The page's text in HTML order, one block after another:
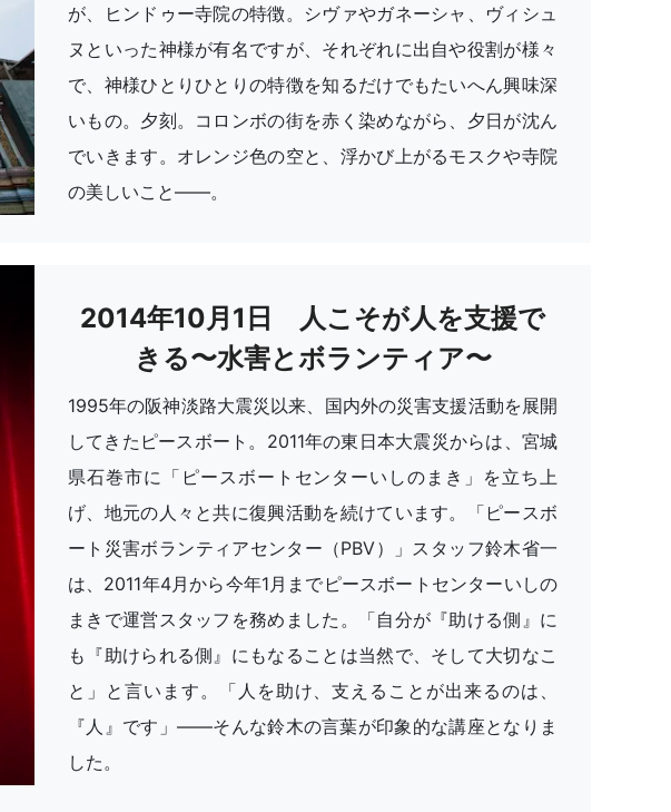
が、ヒンドゥー寺院の特徴。シヴァやガネーシャ、ヴィシュ
ヌといった神様が有名ですが、それぞれに出自や役割が様々
で、神様ひとりひとりの特徴を知るだけでもたいへん興味深
いもの。夕刻。コロンボの街を赤く染めながら、夕日が沈ん
でいきます。オレンジ色の空と、浮かび上がるモスクや寺院
の美しいこと——。
2014年10月1日 人こそが人を支援で
きる〜水害とボランティア〜
1995年の阪神淡路大震災以来、国内外の災害支援活動を展開
してきたピースボート。2011年の東日本大震災からは、宮城
県石巻市に「ピースボートセンターいしのまき」を立ち上
げ、地元の人々と共に復興活動を続けています。「ピースボ
ート災害ボランティアセンター（PBV）」スタッフ鈴木省一
は、2011年4月から今年1月までピースボートセンターいしの
まきで運営スタッフを務めました。「自分が『助ける側』に
も『助けられる側』にもなることは当然で、そして大切なこ
と」と言います。「人を助け、支えることが出来るのは、
『人』です」——そんな鈴木の言葉が印象的な講座となりま
した。